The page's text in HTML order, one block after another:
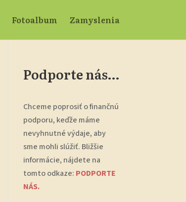
Fotoalbum Zamyslenia
Podporte nás…
Chceme poprosiť o finančnú
podporu, keďže máme
nevyhnutné výdaje, aby
sme mohli slúžiť. Bližšie
informácie, nájdete na
tomto odkaze: PODPORTE
NÁS.